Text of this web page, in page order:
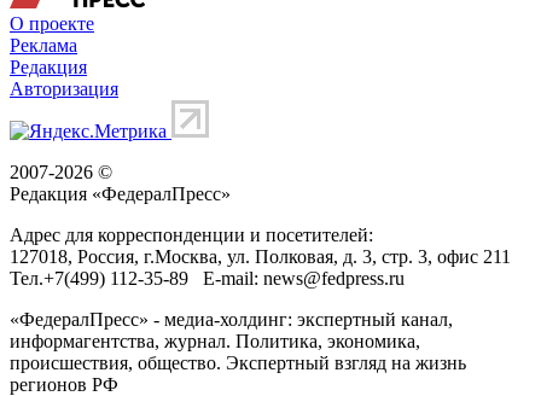
О проекте
Реклама
Редакция
Авторизация
2007-2026 ©
Редакция «ФедералПресс»
Адрес для корреспонденции и посетителей:
127018, Россия, г.Москва, ул. Полковая, д. 3, стр. 3, офис 211
Тел.+7(499) 112-35-89 E-mail: news@fedpress.ru
«ФедералПресс» - медиа-холдинг: экспертный канал,
информагентства, журнал. Политика, экономика,
происшествия, общество. Экспертный взгляд на жизнь
регионов РФ